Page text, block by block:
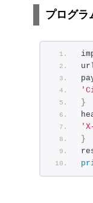
プログラ
}
}